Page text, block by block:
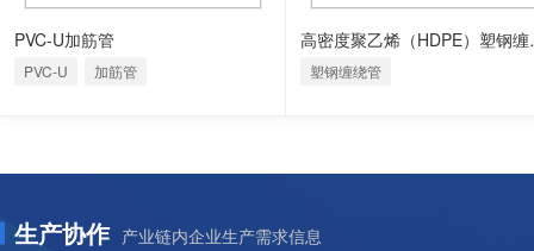
PVC-U加筋管
PVC-U 加筋管
高密
塑钢缠绕管
生产协作 产业链内企业生产需求信息